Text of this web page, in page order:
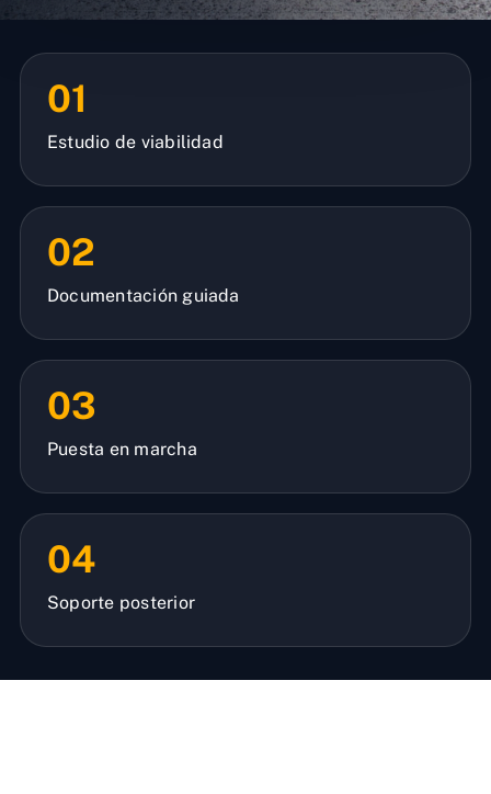
01
Estudio de viabilidad
02
Documentación guiada
03
Puesta en marcha
04
Soporte posterior